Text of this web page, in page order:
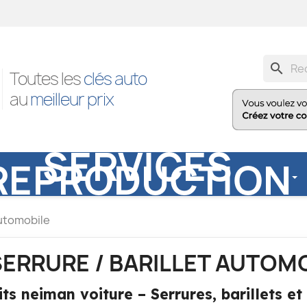
Toutes lesclés auto
aumeilleur prix
search
SERVICES
/ BARILLET
neiman voiture – Serrures, barillets et